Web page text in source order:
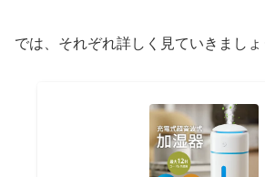
では、それぞれ詳しく見ていきましょ